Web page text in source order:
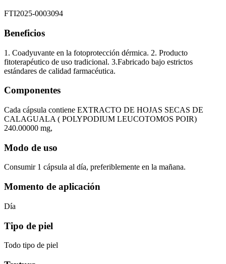
FTI2025-0003094
Beneficios
1. Coadyuvante en la fotoprotección dérmica. 2. Producto
fitoterapéutico de uso tradicional. 3.Fabricado bajo estrictos
estándares de calidad farmacéutica.
Componentes
Cada cápsula contiene EXTRACTO DE HOJAS SECAS DE
CALAGUALA ( POLYPODIUM LEUCOTOMOS POIR)
240.00000 mg,
Modo de uso
Consumir 1 cápsula al día, preferiblemente en la mañana.
Momento de aplicación
Día
Tipo de piel
Todo tipo de piel